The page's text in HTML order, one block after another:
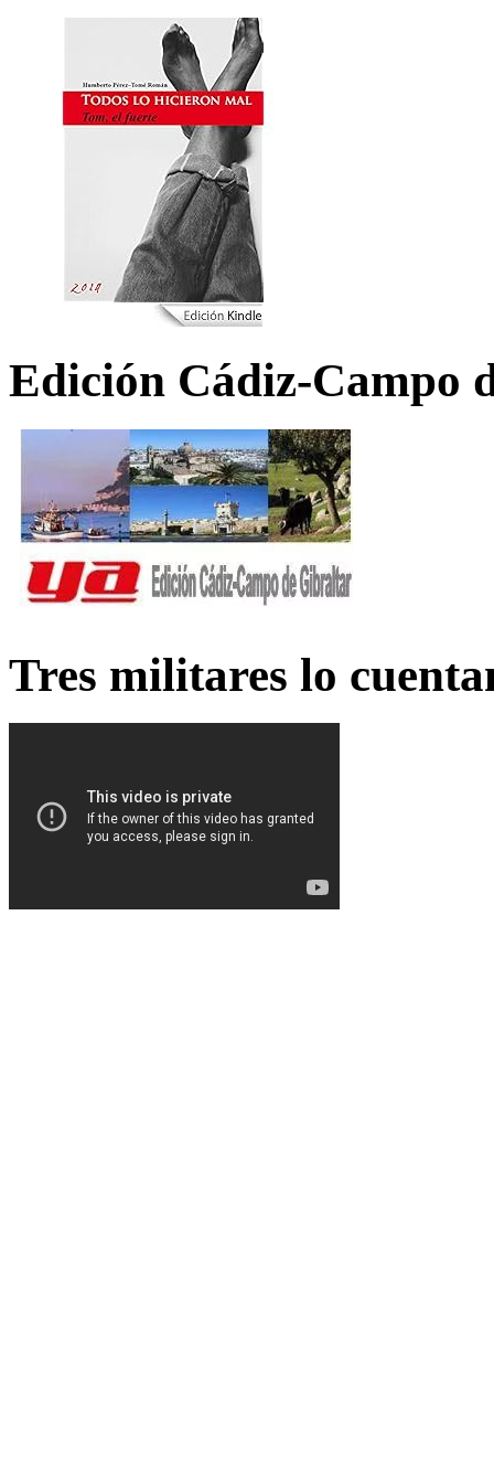
Edición Cádiz-Campo
Tres militares lo